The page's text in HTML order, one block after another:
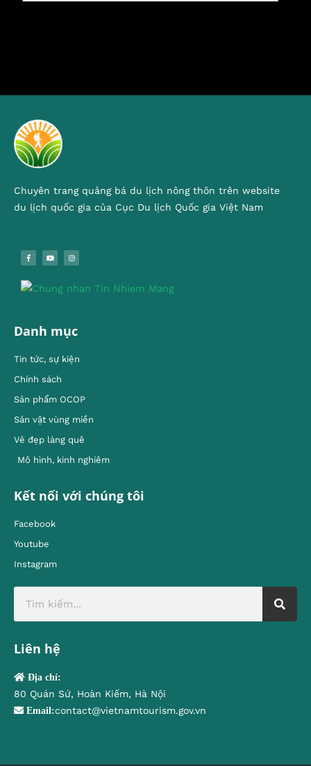
Chuyên trang quảng bá du lịch nông thôn trên website
du lịch quốc gia của Cục Du lịch Quốc gia Việt Nam
Danh mục
Tin tức, sự kiện
Chính sách
Sản phẩm OCOP
Sản vật vùng miền
Vẻ đẹp làng quê
Mô hình, kinh nghiêm
Kết nối với chúng tôi
Facebook
Youtube
Instagram
Liên hệ
Địa chỉ:
80 Quán Sứ, Hoàn Kiếm, Hà Nội
Email:contact@vietnamtourism.gov.vn